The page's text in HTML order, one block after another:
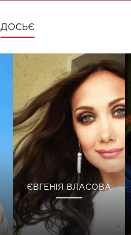
ДОСЬЄ
ЄВГЕНІЯ ВЛАСОВА